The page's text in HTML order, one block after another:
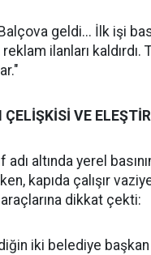
geldi... İlk işi
ilanları kaldırdı.
VE
altında yerel
kapıda çalışır
dikkat çekti:
iki belediye